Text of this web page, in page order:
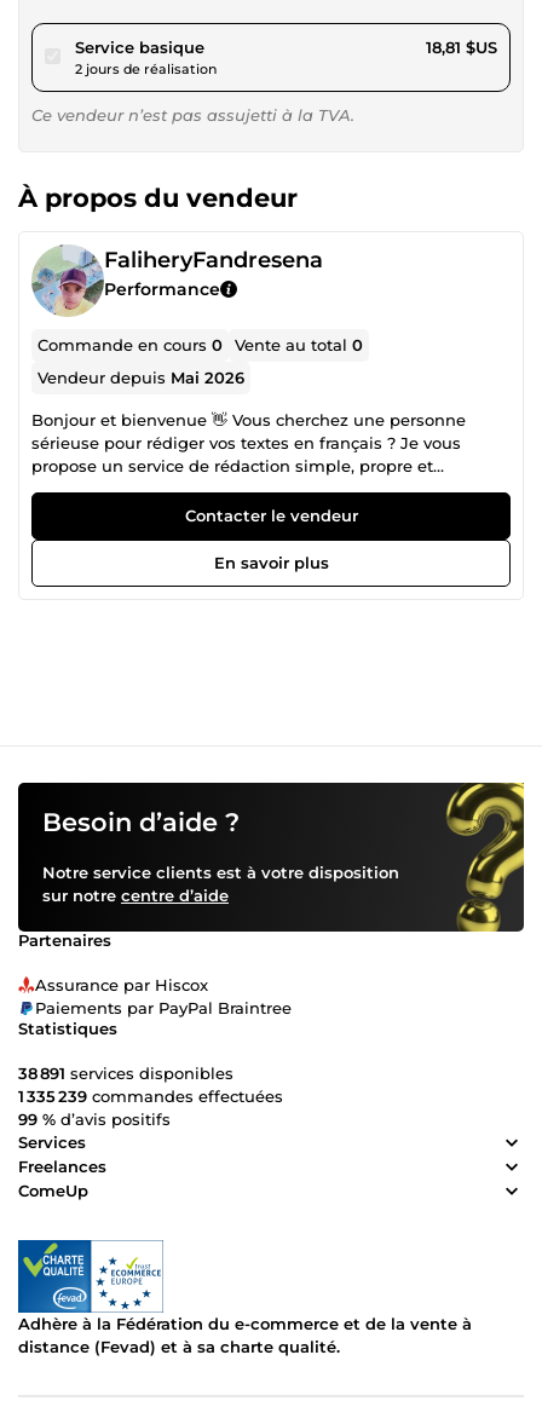
Service basiquepour 17,33 $US
2 jours de réalisation
18,81 $US
Ce vendeur n’est pas assujetti à la TVA.
À propos du vendeur
FaliheryFandresena
Performance
Commande en cours0 Vente au total0
Vendeur depuis Mai 2026
Bonjour et bienvenue 👋 Vous cherchez une personne
sérieuse pour rédiger vos textes en français ? Je vous
propose un service de rédaction simple, propre et
professionnelle adapté à vos besoins. ✍️ Je peux rédiger : •
Articles simples • Descriptions de produits • Publications
Facebook / Instagram • Présentations • Petits textes
professionnels • Reformulation et correction ✅ Français
clair et lisible ✅ Travail soigné ✅ Livraison rapide ✅ Bonne
Contacter le vendeur
En savoir plus
Besoin d’aide ?
Notre service clients est à votre disposition
sur notre centre d’aide
Partenaires
Assurance par Hiscox
Paiements par PayPal Braintree
Statistiques
38 891 services disponibles
1 335 239 commandes effectuées
99 % d’avis positifs
Services
Freelances
ComeUp
Adhère à la Fédération du e-commerce et de la vente à
distance (Fevad) et à sa charte qualité.